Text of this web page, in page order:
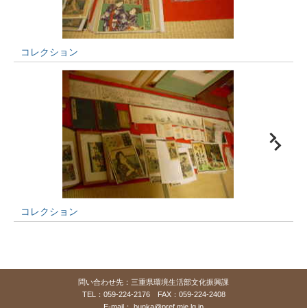
コレクション
コレクション
問い合わせ先：三重県環境生活部文化振興課
TEL：059-224-2176 FAX：059-224-2408